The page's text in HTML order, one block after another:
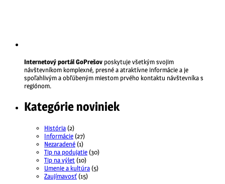
Internetový portál GoPrešov poskytuje všetkým svojim
návštevníkom komplexné, presné a atraktívne informácie a je
spoľahlivým a obľúbeným miestom prvého kontaktu návštevníka s
regiónom.
Kategórie noviniek
História(2)
Informácie(27)
Nezaradené(1)
Tip na podujatie(30)
Tip na výlet(10)
Umenie a kultúra(5)
Zaujímavosť(15)